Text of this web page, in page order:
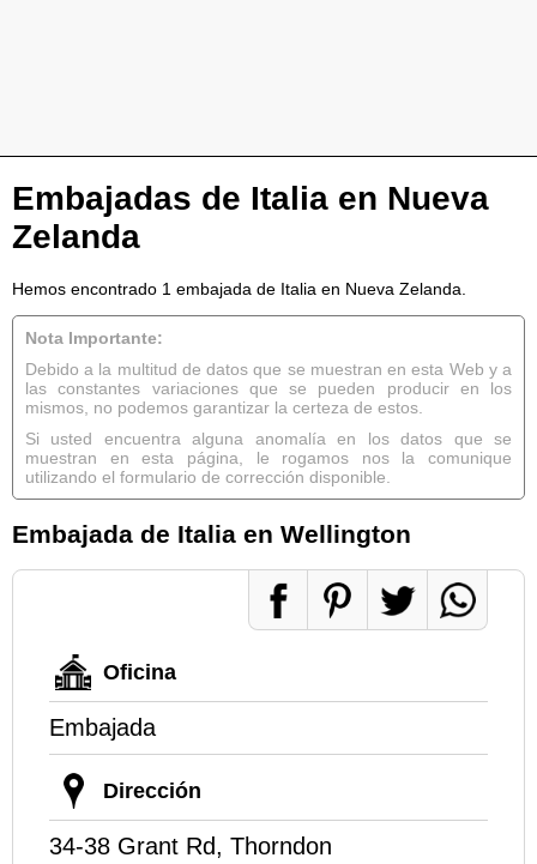
Embajadas de Italia en Nueva
Zelanda
Hemos encontrado 1 embajada de Italia en Nueva Zelanda.
Nota Importante:
Debido a la multitud de datos que se muestran en esta Web y a
las constantes variaciones que se pueden producir en los
mismos, no podemos garantizar la certeza de estos.
Si usted encuentra alguna anomalía en los datos que se
muestran en esta página, le rogamos nos la comunique
utilizando el formulario de corrección disponible.
Embajada de Italia en Wellington
Oficina
Embajada
Dirección
34-38 Grant Rd, Thorndon